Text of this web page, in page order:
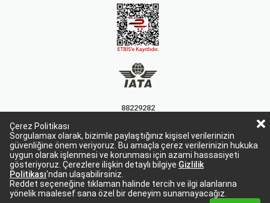
Çerez Politikası
Sorgulamax olarak, bizimle paylaştığınız kişisel verilerinizin
güvenliğine önem veriyoruz. Bu amaçla çerez verilerinizin hukuka
uygun olarak işlenmesi ve korunması için azami hassasiyeti
gösteriyoruz. Çerezlere ilişkin detaylı bilgiye Gizlilik
Politikası'ndan ulaşabilirsiniz.
Reddet seçeneğine tıklaman halinde tercih ve ilgi alanlarına
yönelik maalesef sana özel bir deneyim sunamayacağız.
88229282
15863
Sorgulamax Turizim, TURSAB Belge No: 15863